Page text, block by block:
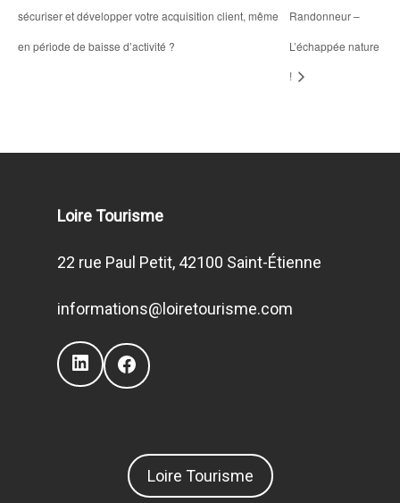
sécuriser et développer votre acquisition client, même
en période de baisse d’activité ?
Randonneur –
L’échappée nature
!
Loire Tourisme
22 rue Paul Petit, 42100 Saint-Étienne
informations@loiretourisme.com
LinkedInFacebook
Loire Tourisme